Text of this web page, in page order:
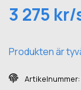
3 275
Produkten är
Artikelnummer: